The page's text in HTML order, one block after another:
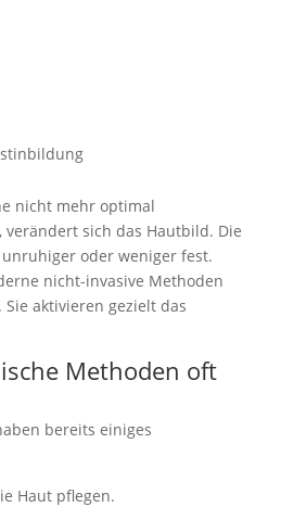
nicht mehr optimal
sich das Hautbild. Die
oder weniger fest.
nicht-invasive Methoden
aktivieren gezielt das
Methoden oft
bereits einiges
Haut pflegen.